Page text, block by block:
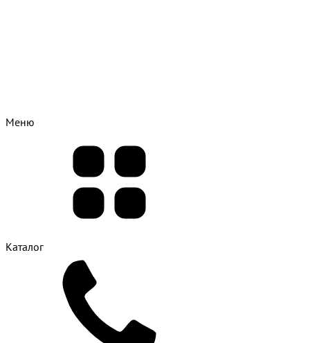
Меню
Каталог